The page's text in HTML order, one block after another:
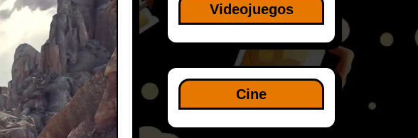
Videojuegos
Cine